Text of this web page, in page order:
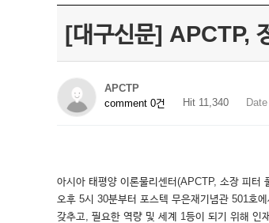
[대구신문] APCTP,
APCTP
comment 0건
Hit 11,340
아시아 태평양 이론물리센터(APCTP, 소장 피터
오후 5시 30분부터 포스텍 무은재기념관 501호
갖추고, 필요한 역량 및 세계 1등이 되기 위해 인